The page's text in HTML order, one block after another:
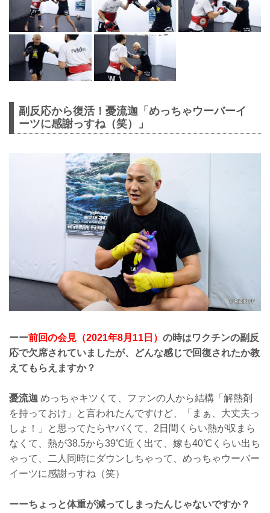
副反応から復活！憂流迦「めっちゃウーバーイ
ーツに感謝っすね（笑）」
ーー前回の会見（2021年8月11日） の時はワクチンの副反
応で欠席されていましたが、どんな感じで回復されたか教
えてもらえますか？
憂流迦 めっちゃキツくて、ファンの人から結構「解熱剤
を持っておけ」と言われたんですけど、「まぁ、大丈夫っ
しょ！」と思ってたらヤバくて、2日間くらい熱が収まら
なくて、熱が38.5から39℃近く出て、嫁も40℃くらい出ち
ゃって、二人同時にダウンしちゃって、めっちゃウーバー
イーツに感謝っすね（笑）
ーーちょっと体重が減ってしまったんじゃないですか？